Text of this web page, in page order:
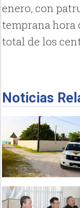
enero, con
temprana hora
total de los
Noticias